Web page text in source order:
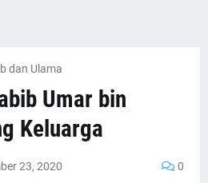
dan Ulama
Umar bin
Keluarga
23, 2020 0